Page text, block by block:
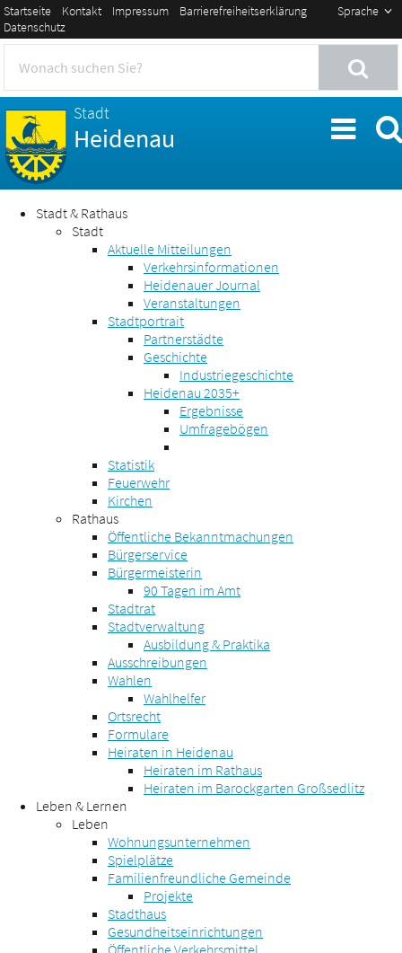
Sprache
Startseite Kontakt Impressum
Barrierefreiheitserklärung
Datenschutz
Stadt
Heidenau
Stadt & Rathaus
Stadt
Aktuelle Mitteilungen
Verkehrsinformationen
Heidenauer Journal
Veranstaltungen
Stadtportrait
Partnerstädte
Geschichte
Industriegeschichte
Heidenau 2035+
Ergebnisse
Umfragebögen
Statistik
Feuerwehr
Kirchen
Rathaus
Öffentliche Bekanntmachungen
Bürgerservice
Bürgermeisterin
90 Tagen im Amt
Stadtrat
Stadtverwaltung
Ausbildung & Praktika
Ausschreibungen
Wahlen
Wahlhelfer
Ortsrecht
Formulare
Heiraten in Heidenau
Heiraten im Rathaus
Heiraten im Barockgarten Großsedlitz
Leben & Lernen
Leben
Wohnungsunternehmen
Spielplätze
Familienfreundliche Gemeinde
Projekte
Stadthaus
Gesundheitseinrichtungen